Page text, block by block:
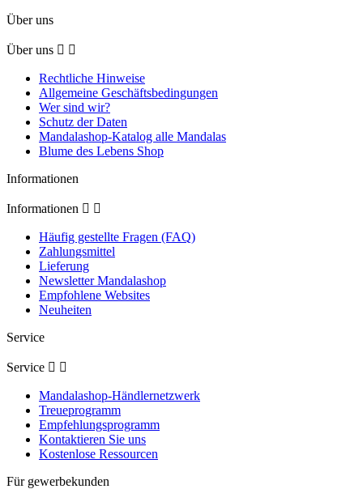
Über uns
Über uns  
Rechtliche Hinweise
Allgemeine Geschäftsbedingungen
Wer sind wir?
Schutz der Daten
Mandalashop-Katalog alle Mandalas
Blume des Lebens Shop
Informationen
Informationen  
Häufig gestellte Fragen (FAQ)
Zahlungsmittel
Lieferung
Newsletter Mandalashop
Empfohlene Websites
Neuheiten
Service
Service  
Mandalashop-Händlernetzwerk
Treueprogramm
Empfehlungsprogramm
Kontaktieren Sie uns
Kostenlose Ressourcen
Für gewerbekunden